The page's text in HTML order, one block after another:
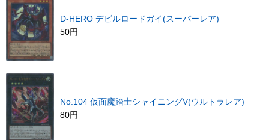
D-HERO デビルロードガイ(スーパーレア)
50円
No.104 仮面魔踏士シャイニングV(ウルトラレア)
80円